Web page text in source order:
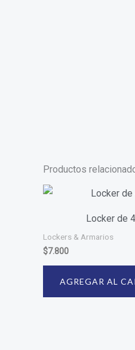
Productos
Locker de
Lockers & Armarios
$7.800
AGREGAR AL